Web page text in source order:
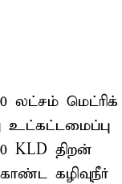
லட்சம் மெட்ரிக்
KLD திறன்
கழிவுநீர்